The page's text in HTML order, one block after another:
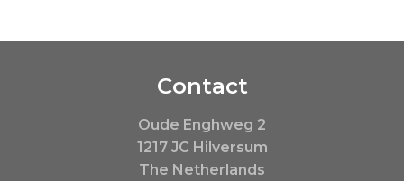
Contact
Oude Enghweg 2
1217 JC Hilversum
The Netherlands